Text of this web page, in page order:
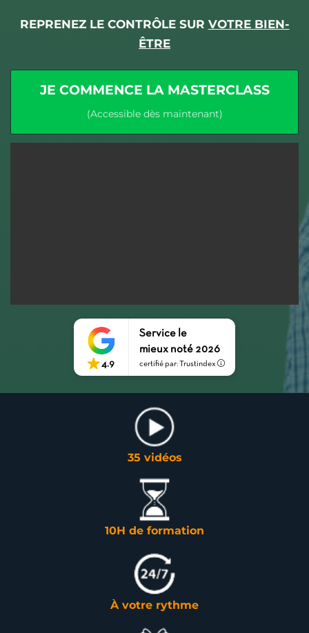
REPRENEZ LE CONTRÔLE SUR VOTRE BIEN-
ÊTRE
JE COMMENCE LA MASTERCLASS
(Accessible dès maintenant)
4.9
Service le
mieux noté 2026
certifié par: Trustindex
35 vidéos
10H de formation
À votre rythme